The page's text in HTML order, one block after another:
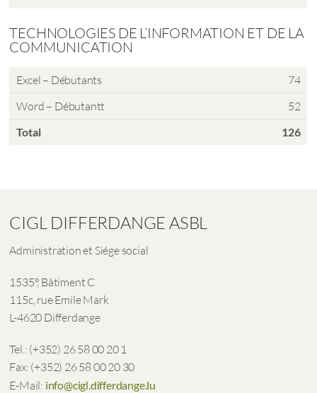
TECHNOLOGIES DE L’INFORMATION ET DE LA
COMMUNICATION
Excel – Débutants
74
Word – Débutantt
52
Total 126
CIGL DIFFERDANGE ASBL
Administration et Siége social
1535°, Bâtiment C
115c, rue Emile Mark
L-4620 Differdange
Tel.: (+352) 26 58 00 20 1
Fax: (+352) 26 58 00 20 30
E-Mail: info@cigl.differdange.lu